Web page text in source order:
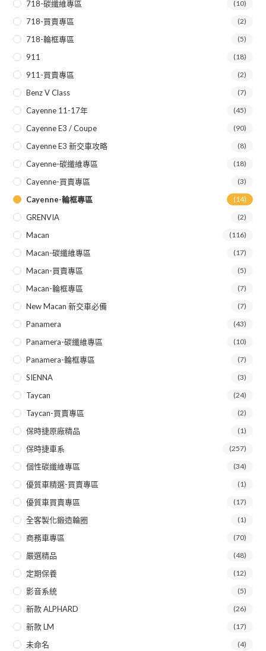
718-碳纖維專區 (10)
718-買賣專區 (2)
718-輪框專區 (5)
911 (18)
911-買賣專區 (2)
Benz V Class (7)
Cayenne 11-17年 (45)
Cayenne E3 / Coupe (90)
Cayenne E3 新交車攻略 (8)
Cayenne-碳纖維專區 (18)
Cayenne-買賣專區 (3)
Cayenne-輪框專區 (14)
GRENVIA (2)
Macan (116)
Macan-碳纖維專區 (17)
Macan-買賣專區 (5)
Macan-輪框專區 (7)
New Macan 新交車必備 (7)
Panamera (43)
Panamera-碳纖維專區 (10)
Panamera-輪框專區 (7)
SIENNA (3)
Taycan (24)
Taycan-買賣專區 (2)
保時捷原廠精品 (1)
保時捷車系 (257)
個性碳纖維專區 (34)
優質車精選-買賣專區 (1)
優質車買賣專區 (17)
全客製化鍛造輪圈 (1)
商務車專區 (70)
嚴選精品 (48)
定期保養 (12)
影音系統 (5)
新款 ALPHARD (26)
新款 LM (17)
未命名 (4)